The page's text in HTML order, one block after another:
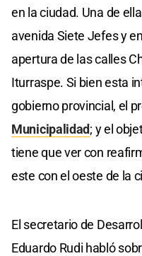
en la ciudad. Una de
avenida Siete Jefes y
apertura de las calles
Iturraspe. Si bien esta
gobierno provincial, el
Municipalidad; y el
tiene que ver con
este con el oeste de la
El secretario de
Eduardo Rudi habló